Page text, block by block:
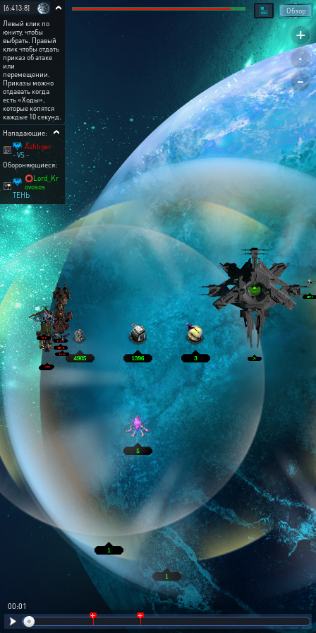
+
.
-
Обзор
[6:413:8]
Левый клик по
юниту, чтобы
выбрать. Правый
клик чтобы отдать
приказ об атаке
или
перемещении.
Приказы можно
отдавать когда
есть «Ходы»,
которые копятся
каждые 10 секунд.
Нападающие:
Ashtiger
- VS -
Обороняющиеся:
⭕Lord_Kr
ovosos
ТЕНЬ
00:02